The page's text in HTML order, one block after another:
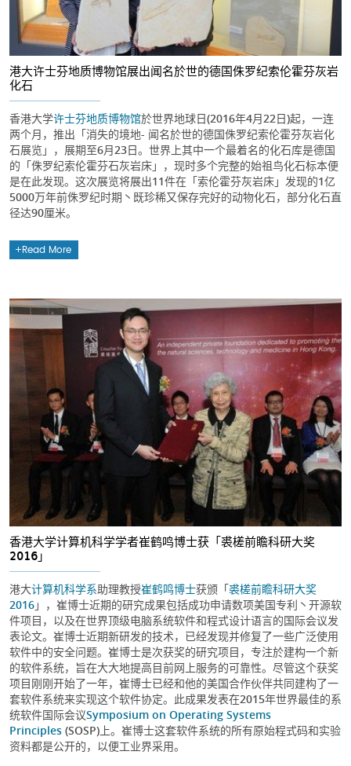
港大许士芬地质博物馆展出闻名於世的德国侏罗纪索伦霍芬灰岩
化石
香港大学许士芬地质博物馆於世界地球日(2016年4月22日)起，一连
两个月，推出「消失的境地- 闻名於世的德国侏罗纪索伦霍芬灰岩化
石展览」，展期至6月23日。世界上其中一个最着名的化石库是德国
的「侏罗纪索伦霍芬石灰岩床」，现时多个完整的始祖鸟化石标本便
是在此发现。这次展览将展出11件在「索伦霍芬灰岩床」发现的1亿
5000万年前侏罗纪时期丶既珍稀又保存完好的动物化石，部分化石直
径达90厘米。
Read More
香港大学计算机科学学者崔鹤鸣博士获「裘槎前瞻科研大奖
2016」
港大计算机科学系助理教授崔鹤鸣博士获颁「裘槎前瞻科研大奖
2016」，崔博士近期的研究成果包括成功申请数项美国专利丶开源软
件项目，以及在世界顶级电脑系统软件和程式设计语言的国际会议发
表论文。崔博士近期新研发的技术，已经发现并修复了一些广泛使用
软件中的安全问题。崔博士是次获奖的研究项目，专注於建构一个新
的软件系统，旨在大大地提高目前网上服务的可靠性。尽管这个获奖
项目刚刚开始了一年，崔博士已经和他的美国合作伙伴共同建构了一
套软件系统来实现这个软件协定。此成果发表在2015年世界最佳的系
统软件国际会议Symposium on Operating Systems
Principles (SOSP)上。崔博士这套软件系统的所有原始程式码和实验
资料都是公开的，以便工业界采用。